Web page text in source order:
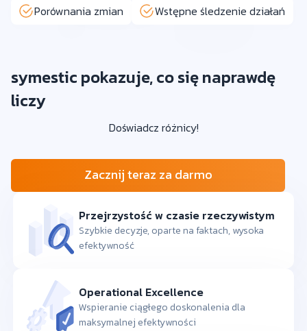
Porównania zmian
Wstępne śledzenie działań
symestic pokazuje, co się naprawdę
liczy
Doświadcz różnicy!
Zacznij teraz za darmo
Przejrzystość w czasie rzeczywistym
Szybkie decyzje, oparte na faktach, wysoka
efektywność
Operational Excellence
Wspieranie ciągłego doskonalenia dla
maksymalnej efektywności